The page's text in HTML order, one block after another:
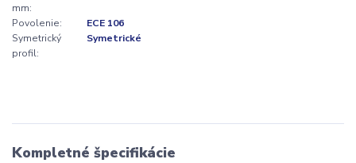
mm:
Povolenie:
ECE 106
Symetrický
profil:
Symetrické
Kompletné špecifikácie